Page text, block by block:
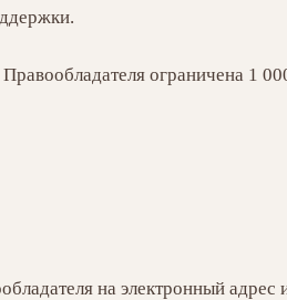
ограничена 1
на электронный